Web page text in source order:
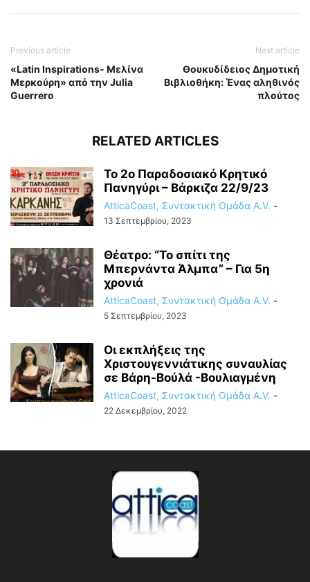
Previous article
«Latin Inspirations- Μελίνα
Μερκούρη» από την Julia
Guerrero
Next article
Θουκυδίδειος Δημοτική
Βιβλιοθήκη: Ένας αληθινός
πλούτος
RELATED ARTICLES
Το 2ο Παραδοσιακό Κρητικό
Πανηγύρι – Βάρκιζα 22/9/23
AtticaCoast, Συντακτική Ομάδα A.V. -
13 Σεπτεμβρίου, 2023
Θέατρο: “Το σπίτι της
Μπερνάντα Άλμπα” – Για 5η
χρονιά
AtticaCoast, Συντακτική Ομάδα A.V. -
5 Σεπτεμβρίου, 2023
Οι εκπλήξεις της
Χριστουγεννιάτικης συναυλίας
σε Βάρη-Βούλά -Βουλιαγμένη
AtticaCoast, Συντακτική Ομάδα A.V. -
22 Δεκεμβρίου, 2022